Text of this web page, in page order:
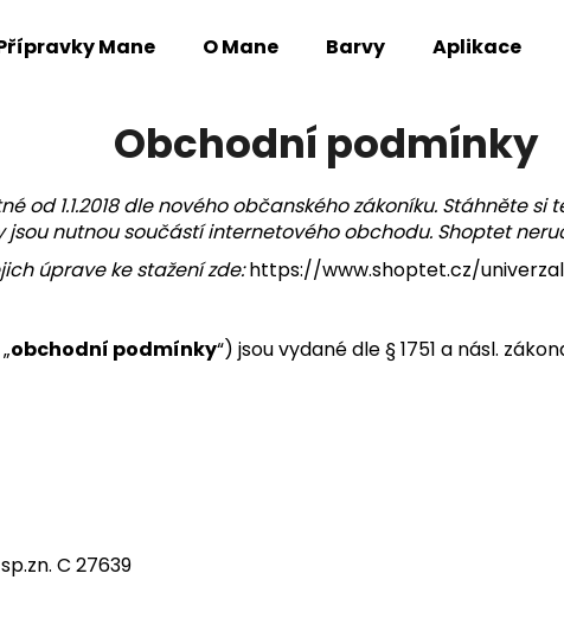
Mane O Mane Barvy Aplikace
Obchodní podmínky
od 1.1.2018 dle nového občanského zákoníku. Stáhněte
nutnou součástí internetového obchodu. Shoptet neru
úprave ke stažení zde: https://www.shoptet.cz/
obchodní podmínky“) jsou vydané dle § 1751 a násl.
C 27639
Co potřebujete najít?
HLEDAT
989 Kč